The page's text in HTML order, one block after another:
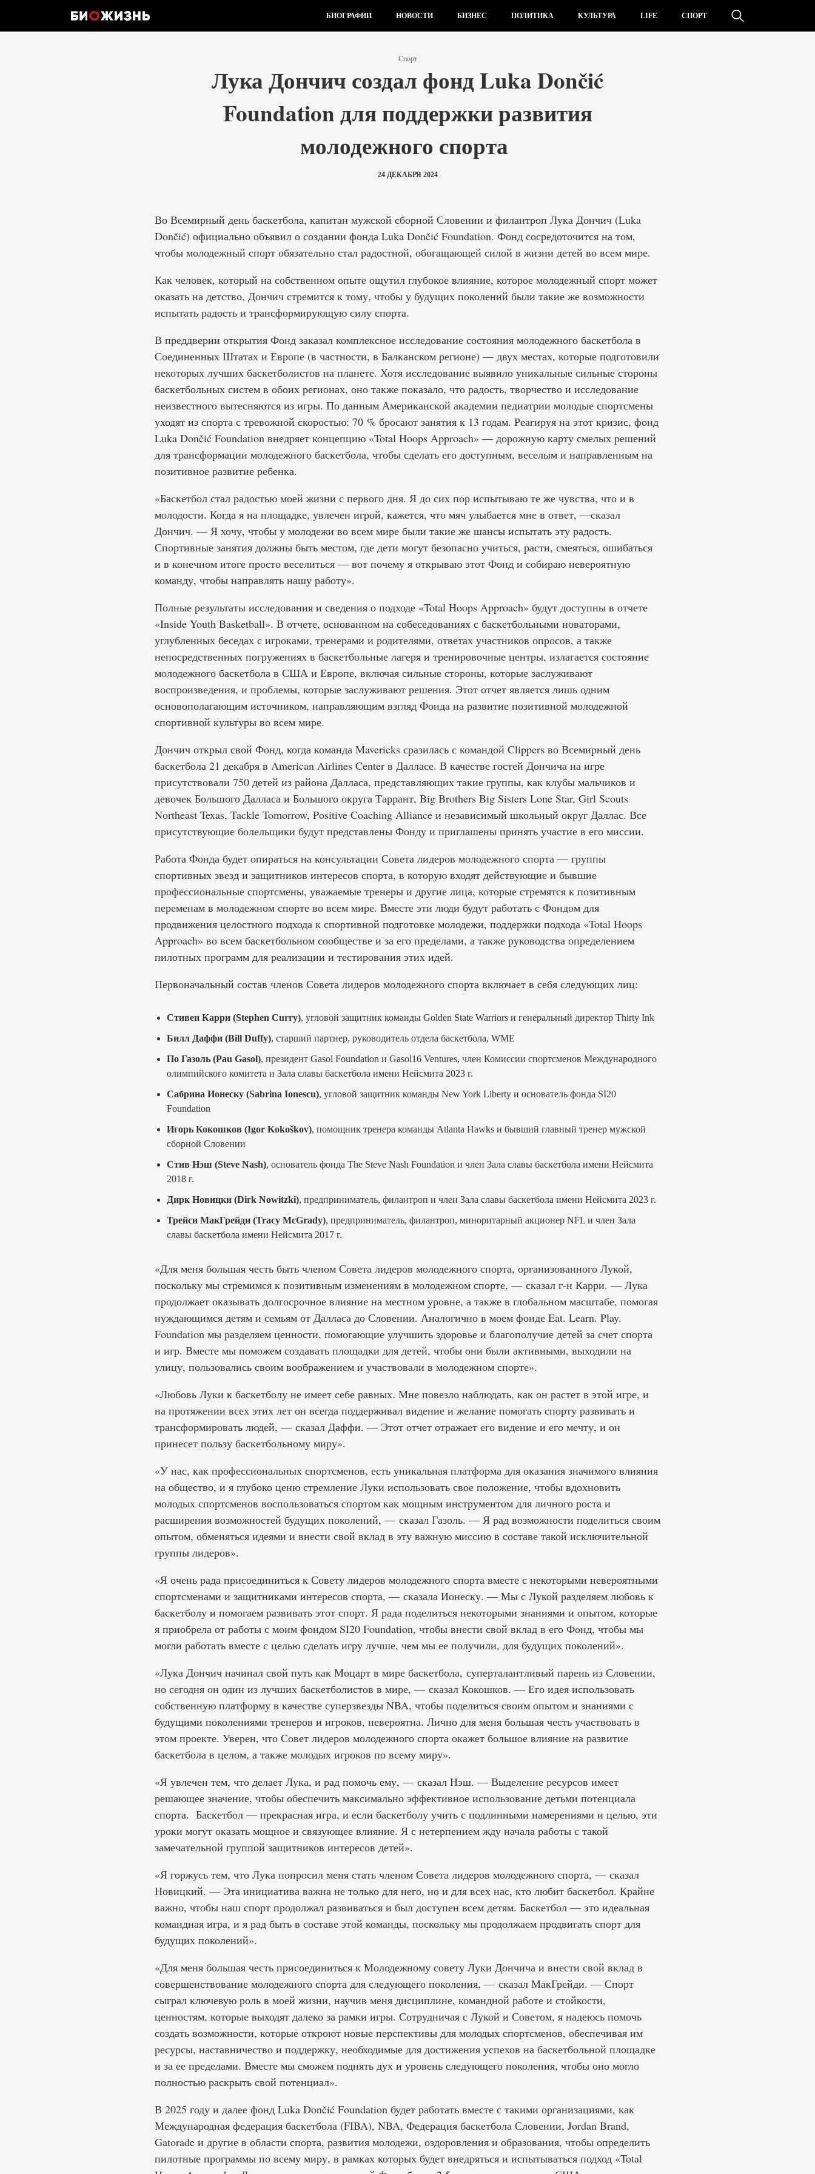
БИОГРАФИИ НОВОСТИ БИЗНЕС ПОЛИТИКА КУЛЬТУРА LIFE СПОРТ
Спорт
Лука Дончич создал фонд Luka Dončić
Foundation для поддержки развития
молодежного спорта
24 ДЕКАБРЯ 2024
Во Всемирный день баскетбола, капитан мужской сборной Словении и филантроп Лука Дончич (Luka
Dončić) официально объявил о создании фонда Luka Dončić Foundation. Фонд сосредоточится на том,
чтобы молодежный спорт обязательно стал радостной, обогащающей силой в жизни детей во всем мире.
Как человек, который на собственном опыте ощутил глубокое влияние, которое молодежный спорт может
оказать на детство, Дончич стремится к тому, чтобы у будущих поколений были такие же возможности
испытать радость и трансформирующую силу спорта.
В преддверии открытия Фонд заказал комплексное исследование состояния молодежного баскетбола в
Соединенных Штатах и Европе (в частности, в Балканском регионе) — двух местах, которые подготовили
некоторых лучших баскетболистов на планете. Хотя исследование выявило уникальные сильные стороны
баскетбольных систем в обоих регионах, оно также показало, что радость, творчество и исследование
неизвестного вытесняются из игры. По данным Американской академии педиатрии молодые спортсмены
уходят из спорта с тревожной скоростью: 70 % бросают занятия к 13 годам. Реагируя на этот кризис, фонд
Luka Dončić Foundation внедряет концепцию «Total Hoops Approach» — дорожную карту смелых решений
для трансформации молодежного баскетбола, чтобы сделать его доступным, веселым и направленным на
позитивное развитие ребенка.
«Баскетбол стал радостью моей жизни с первого дня. Я до сих пор испытываю те же чувства, что и в
молодости. Когда я на площадке, увлечен игрой, кажется, что мяч улыбается мне в ответ, —сказал
Дончич. — Я хочу, чтобы у молодежи во всем мире были такие же шансы испытать эту радость.
Спортивные занятия должны быть местом, где дети могут безопасно учиться, расти, смеяться, ошибаться
и в конечном итоге просто веселиться — вот почему я открываю этот Фонд и собираю невероятную
команду, чтобы направлять нашу работу».
Полные результаты исследования и сведения о подходе «Total Hoops Approach» будут доступны в отчете
«Inside Youth Basketball». В отчете, основанном на собеседованиях с баскетбольными новаторами,
углубленных беседах с игроками, тренерами и родителями, ответах участников опросов, а также
непосредственных погружениях в баскетбольные лагеря и тренировочные центры, излагается состояние
молодежного баскетбола в США и Европе, включая сильные стороны, которые заслуживают
воспроизведения, и проблемы, которые заслуживают решения. Этот отчет является лишь одним
основополагающим источником, направляющим взгляд Фонда на развитие позитивной молодежной
спортивной культуры во всем мире.
Дончич открыл свой Фонд, когда команда Mavericks сразилась с командой Clippers во Всемирный день
баскетбола 21 декабря в American Airlines Center в Далласе. В качестве гостей Дончича на игре
присутствовали 750 детей из района Далласа, представляющих такие группы, как клубы мальчиков и
девочек Большого Далласа и Большого округа Таррант, Big Brothers Big Sisters Lone Star, Girl Scouts
Northeast Texas, Tackle Tomorrow, Positive Coaching Alliance и независимый школьный округ Даллас. Все
присутствующие болельщики будут представлены Фонду и приглашены принять участие в его миссии.
Работа Фонда будет опираться на консультации Совета лидеров молодежного спорта — группы
спортивных звезд и защитников интересов спорта, в которую входят действующие и бывшие
профессиональные спортсмены, уважаемые тренеры и другие лица, которые стремятся к позитивным
переменам в молодежном спорте во всем мире. Вместе эти люди будут работать с Фондом для
продвижения целостного подхода к спортивной подготовке молодежи, поддержки подхода «Total Hoops
Approach» во всем баскетбольном сообществе и за его пределами, а также руководства определением
пилотных программ для реализации и тестирования этих идей.
Первоначальный состав членов Совета лидеров молодежного спорта включает в себя следующих лиц:
Стивен Карри (Stephen Curry), угловой защитник команды Golden State Warriors и генеральный директор Thirty Ink
Билл Даффи (Bill Duffy), старший партнер, руководитель отдела баскетбола, WME
По Газоль (Pau Gasol), президент Gasol Foundation и Gasol16 Ventures, член Комиссии спортсменов Международного
олимпийского комитета и Зала славы баскетбола имени Нейсмита 2023 г.
Сабрина Ионеску (Sabrina Ionescu), угловой защитник команды New York Liberty и основатель фонда SI20
Foundation
Игорь Кокошков (Igor Kokoškov), помощник тренера команды Atlanta Hawks и бывший главный тренер мужской
сборной Словении
Стив Нэш (Steve Nash), основатель фонда The Steve Nash Foundation и член Зала славы баскетбола имени Нейсмита
2018 г.
Дирк Новицки (Dirk Nowitzki), предприниматель, филантроп и член Зала славы баскетбола имени Нейсмита 2023 г.
Трейси МакГрейди (Tracy McGrady), предприниматель, филантроп, миноритарный акционер NFL и член Зала
славы баскетбола имени Нейсмита 2017 г.
«Для меня большая честь быть членом Совета лидеров молодежного спорта, организованного Лукой,
поскольку мы стремимся к позитивным изменениям в молодежном спорте, — сказал г-н Карри. — Лука
продолжает оказывать долгосрочное влияние на местном уровне, а также в глобальном масштабе, помогая
нуждающимся детям и семьям от Далласа до Словении. Аналогично в моем фонде Eat. Learn. Play.
Foundation мы разделяем ценности, помогающие улучшить здоровье и благополучие детей за счет спорта
и игр. Вместе мы поможем создавать площадки для детей, чтобы они были активными, выходили на
улицу, пользовались своим воображением и участвовали в молодежном спорте».
«Любовь Луки к баскетболу не имеет себе равных. Мне повезло наблюдать, как он растет в этой игре, и
на протяжении всех этих лет он всегда поддерживал видение и желание помогать спорту развивать и
трансформировать людей, — сказал Даффи. — Этот отчет отражает его видение и его мечту, и он
принесет пользу баскетбольному миру».
«У нас, как профессиональных спортсменов, есть уникальная платформа для оказания значимого влияния
на общество, и я глубоко ценю стремление Луки использовать свое положение, чтобы вдохновить
молодых спортсменов воспользоваться спортом как мощным инструментом для личного роста и
расширения возможностей будущих поколений, — сказал Газоль. — Я рад возможности поделиться своим
опытом, обменяться идеями и внести свой вклад в эту важную миссию в составе такой исключительной
группы лидеров».
«Я очень рада присоединиться к Совету лидеров молодежного спорта вместе с некоторыми невероятными
спортсменами и защитниками интересов спорта, — сказала Ионеску. — Мы с Лукой разделяем любовь к
баскетболу и помогаем развивать этот спорт. Я рада поделиться некоторыми знаниями и опытом, которые
я приобрела от работы с моим фондом SI20 Foundation, чтобы внести свой вклад в его Фонд, чтобы мы
могли работать вместе с целью сделать игру лучше, чем мы ее получили, для будущих поколений».
«Лука Дончич начинал свой путь как Моцарт в мире баскетбола, суперталантливый парень из Словении,
но сегодня он один из лучших баскетболистов в мире, — сказал Кокошков. — Его идея использовать
собственную платформу в качестве суперзвезды NBA, чтобы поделиться своим опытом и знаниями с
будущими поколениями тренеров и игроков, невероятна. Лично для меня большая честь участвовать в
этом проекте. Уверен, что Совет лидеров молодежного спорта окажет большое влияние на развитие
баскетбола в целом, а также молодых игроков по всему миру».
«Я увлечен тем, что делает Лука, и рад помочь ему, — сказал Нэш. — Выделение ресурсов имеет
решающее значение, чтобы обеспечить максимально эффективное использование детьми потенциала
спорта. Баскетбол — прекрасная игра, и если баскетболу учить с подлинными намерениями и целью, эти
уроки могут оказать мощное и связующее влияние. Я с нетерпением жду начала работы с такой
замечательной группой защитников интересов детей».
«Я горжусь тем, что Лука попросил меня стать членом Совета лидеров молодежного спорта, — сказал
Новицкий. — Эта инициатива важна не только для него, но и для всех нас, кто любит баскетбол. Крайне
важно, чтобы наш спорт продолжал развиваться и был доступен всем детям. Баскетбол — это идеальная
командная игра, и я рад быть в составе этой команды, поскольку мы продолжаем продвигать спорт для
будущих поколений».
«Для меня большая честь присоединиться к Молодежному совету Луки Дончича и внести свой вклад в
совершенствование молодежного спорта для следующего поколения, — сказал МакГрейди. — Спорт
сыграл ключевую роль в моей жизни, научив меня дисциплине, командной работе и стойкости,
ценностям, которые выходят далеко за рамки игры. Сотрудничая с Лукой и Советом, я надеюсь помочь
создать возможности, которые откроют новые перспективы для молодых спортсменов, обеспечивая им
ресурсы, наставничество и поддержку, необходимые для достижения успехов на баскетбольной площадке
и за ее пределами. Вместе мы сможем поднять дух и уровень следующего поколения, чтобы оно могло
полностью раскрыть свой потенциал».
В 2025 году и далее фонд Luka Dončić Foundation будет работать вместе с такими организациями, как
Международная федерация баскетбола (FIBA), NBA, Федерация баскетбола Словении, Jordan Brand,
Gatorade и другие в области спорта, развития молодежи, оздоровления и образования, чтобы определить
пилотные программы по всему миру, в рамках которых будет внедряться и испытываться подход «Total